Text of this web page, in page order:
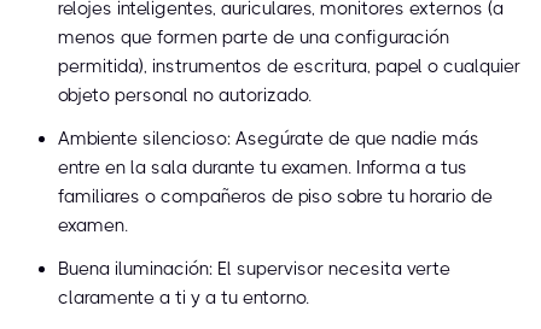
relojes inteligentes, auriculares, monitores externos (a
menos que formen parte de una configuración
permitida), instrumentos de escritura, papel o cualquier
objeto personal no autorizado.
Ambiente silencioso: Asegúrate de que nadie más
entre en la sala durante tu examen. Informa a tus
familiares o compañeros de piso sobre tu horario de
examen.
Buena iluminación: El supervisor necesita verte
claramente a ti y a tu entorno.